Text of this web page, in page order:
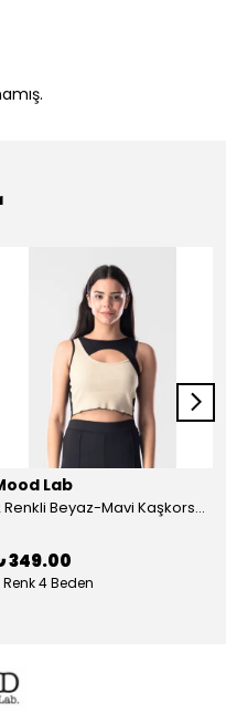
Lab
2 Renkli Beyaz-Mavi Kaşkorse Asimetrik Crop Atlet Bluz Top - siyah-bej
349.00
Renk 4 Beden